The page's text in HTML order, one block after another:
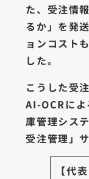
た、受注情
るか」を発
ョンコスト
した。
こうした受
AI-OCRによ
庫管理シス
受注管理」
【代